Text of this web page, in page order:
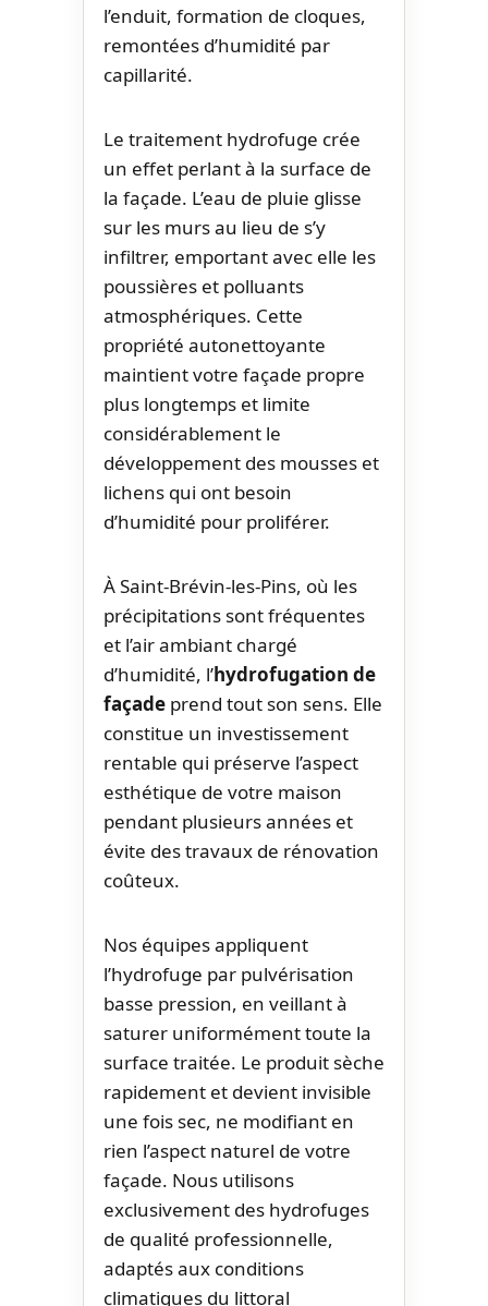
l’enduit, formation de cloques,
remontées d’humidité par
capillarité.
Le traitement hydrofuge crée
un effet perlant à la surface de
la façade. L’eau de pluie glisse
sur les murs au lieu de s’y
infiltrer, emportant avec elle les
poussières et polluants
atmosphériques. Cette
propriété autonettoyante
maintient votre façade propre
plus longtemps et limite
considérablement le
développement des mousses et
lichens qui ont besoin
d’humidité pour proliférer.
À Saint-Brévin-les-Pins, où les
précipitations sont fréquentes
et l’air ambiant chargé
d’humidité, l’hydrofugation de
façade prend tout son sens. Elle
constitue un investissement
rentable qui préserve l’aspect
esthétique de votre maison
pendant plusieurs années et
évite des travaux de rénovation
coûteux.
Nos équipes appliquent
l’hydrofuge par pulvérisation
basse pression, en veillant à
saturer uniformément toute la
surface traitée. Le produit sèche
rapidement et devient invisible
une fois sec, ne modifiant en
rien l’aspect naturel de votre
façade. Nous utilisons
exclusivement des hydrofuges
de qualité professionnelle,
adaptés aux conditions
climatiques du littoral